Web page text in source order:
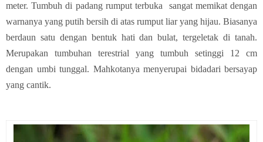
meter.Tumbuh di padang rumput terbuka sangat memikat dengan
warnanya yang putih bersih di atas rumput liar yang hijau. Biasanya
berdaun satu dengan bentuk hati dan bulat, tergeletak di tanah.
Merupakan tumbuhan terestrial yang tumbuh setinggi 12 cm
dengan umbi tunggal. Mahkotanya menyerupai bidadari bersayap
yang cantik.